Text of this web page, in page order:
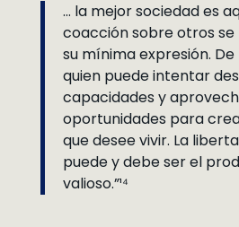
… la mejor sociedad es
coacción sobre otros se
su mínima expresión.
quien puede intentar
capacidades y
oportunidades para
que desee vivir. La
puede y debe ser el
valioso.”¹⁴